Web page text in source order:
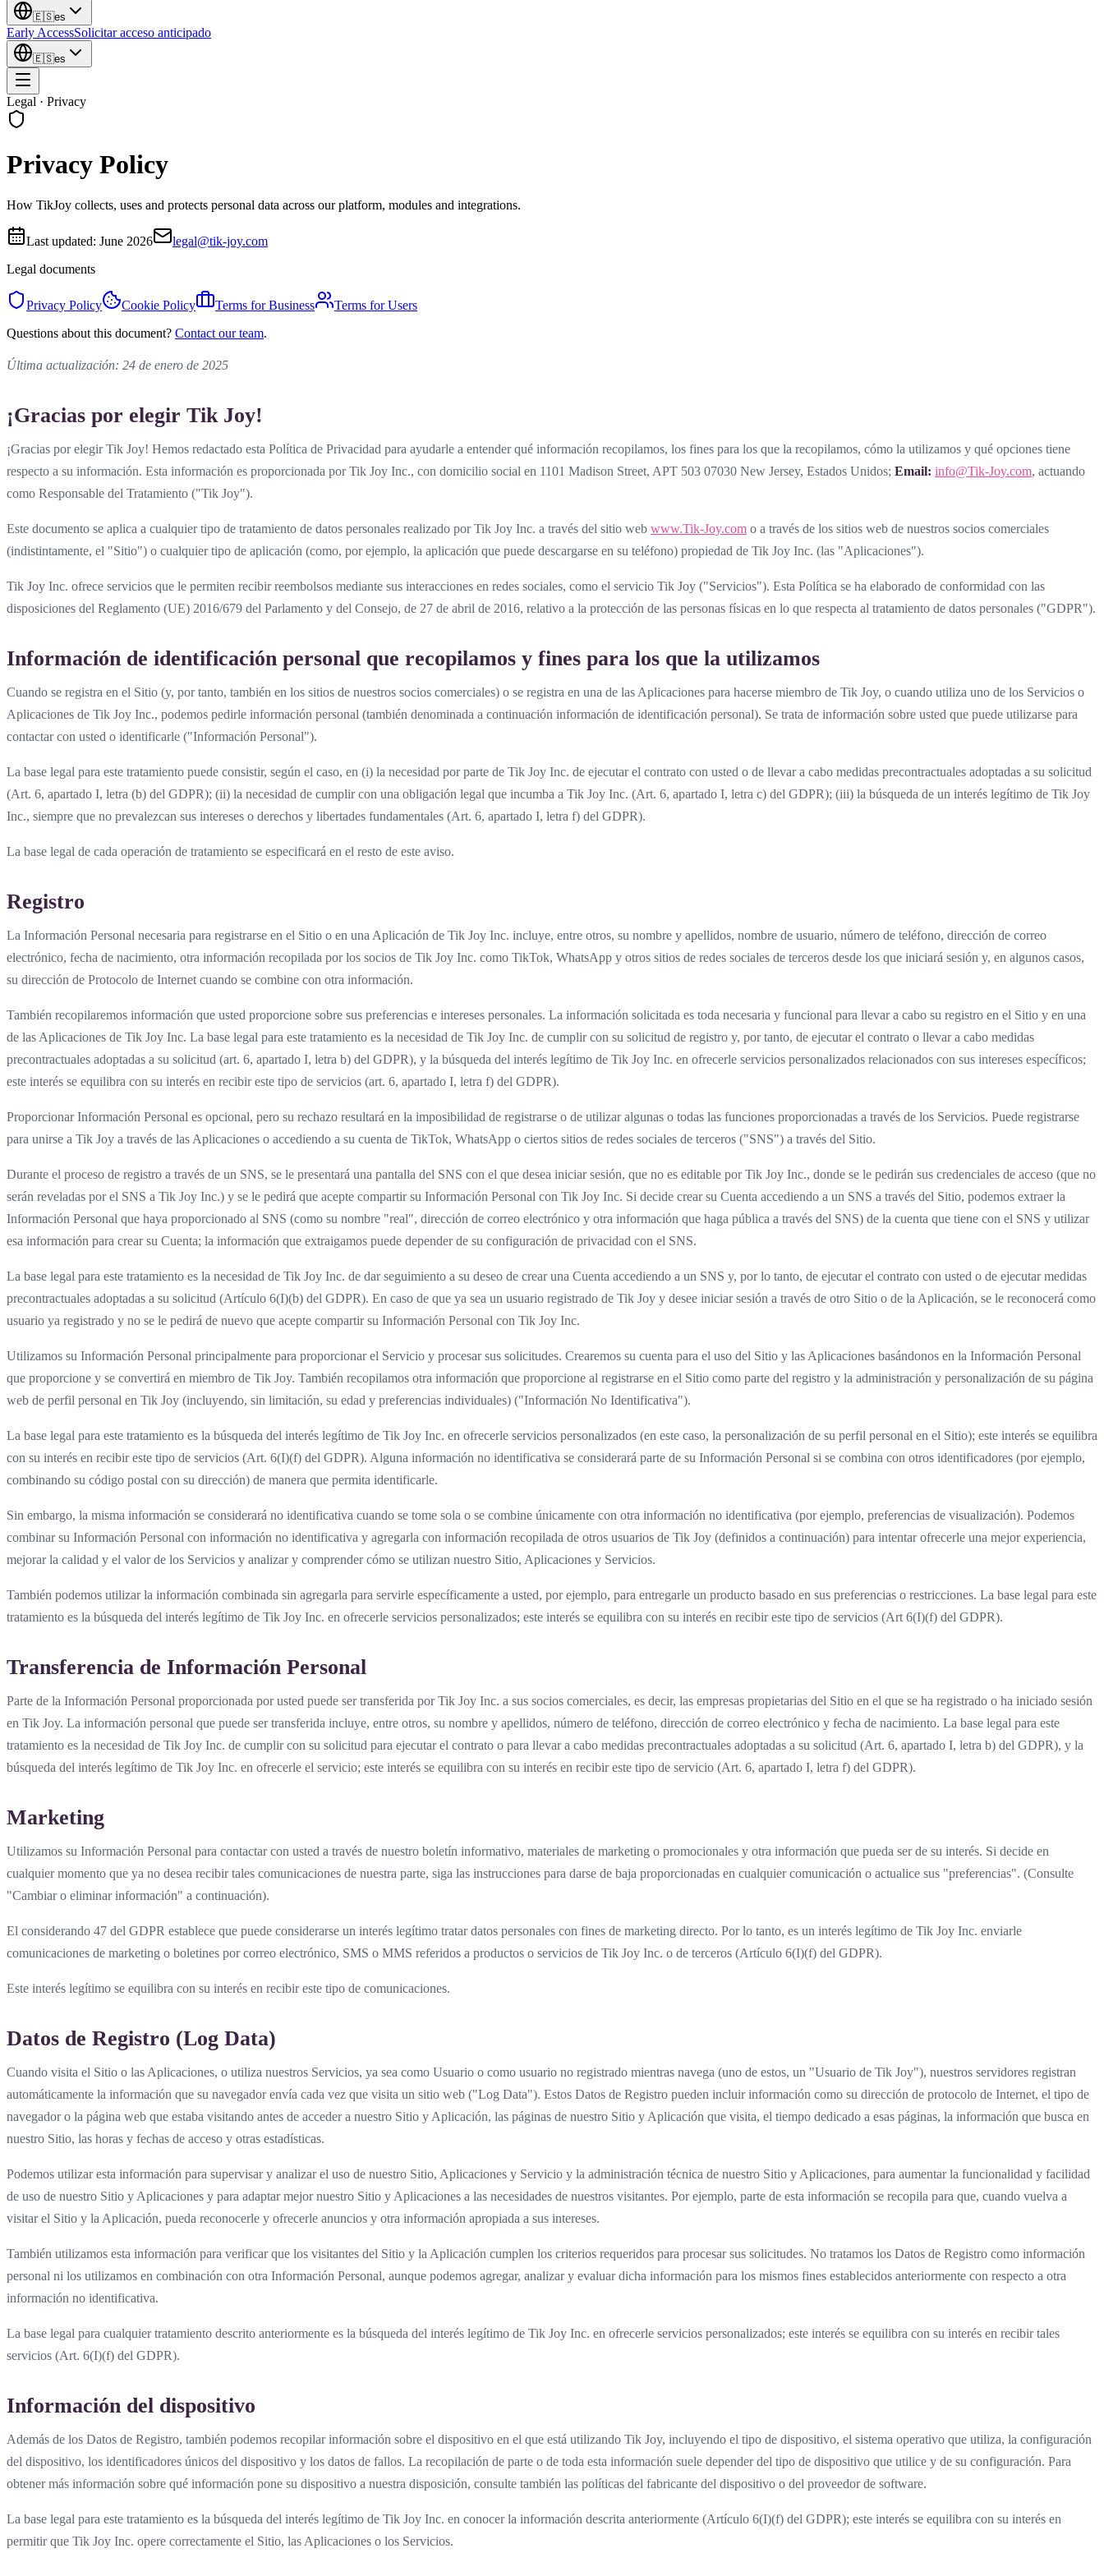
🇪🇸es
Early AccessSolicitar acceso anticipado
🇪🇸es
Legal · Privacy
Privacy Policy
How TikJoy collects, uses and protects personal data across our platform, modules and integrations.
Last updated: June 2026
legal@tik-joy.com
Legal documents
Privacy Policy Cookie Policy Terms for Business
Terms for Users
Questions about this document? Contact our team.
Última actualización: 24 de enero de 2025
¡Gracias por elegir Tik Joy!
¡Gracias por elegir Tik Joy! Hemos redactado esta Política de Privacidad para ayudarle a entender qué información recopilamos, los fines para los que la recopilamos, cómo la utilizamos y qué opciones tiene
respecto a su información. Esta información es proporcionada por Tik Joy Inc., con domicilio social en 1101 Madison Street, APT 503 07030 New Jersey, Estados Unidos; Email: info@Tik-Joy.com, actuando
como Responsable del Tratamiento ("Tik Joy").
Este documento se aplica a cualquier tipo de tratamiento de datos personales realizado por Tik Joy Inc. a través del sitio web www.Tik-Joy.com o a través de los sitios web de nuestros socios comerciales
(indistintamente, el "Sitio") o cualquier tipo de aplicación (como, por ejemplo, la aplicación que puede descargarse en su teléfono) propiedad de Tik Joy Inc. (las "Aplicaciones").
Tik Joy Inc. ofrece servicios que le permiten recibir reembolsos mediante sus interacciones en redes sociales, como el servicio Tik Joy ("Servicios"). Esta Política se ha elaborado de conformidad con las
disposiciones del Reglamento (UE) 2016/679 del Parlamento y del Consejo, de 27 de abril de 2016, relativo a la protección de las personas físicas en lo que respecta al tratamiento de datos personales ("GDPR").
Información de identificación personal que recopilamos y fines para los que la utilizamos
Cuando se registra en el Sitio (y, por tanto, también en los sitios de nuestros socios comerciales) o se registra en una de las Aplicaciones para hacerse miembro de Tik Joy, o cuando utiliza uno de los Servicios o
Aplicaciones de Tik Joy Inc., podemos pedirle información personal (también denominada a continuación información de identificación personal). Se trata de información sobre usted que puede utilizarse para
contactar con usted o identificarle ("Información Personal").
La base legal para este tratamiento puede consistir, según el caso, en (i) la necesidad por parte de Tik Joy Inc. de ejecutar el contrato con usted o de llevar a cabo medidas precontractuales adoptadas a su solicitud
(Art. 6, apartado I, letra (b) del GDPR); (ii) la necesidad de cumplir con una obligación legal que incumba a Tik Joy Inc. (Art. 6, apartado I, letra c) del GDPR); (iii) la búsqueda de un interés legítimo de Tik Joy
Inc., siempre que no prevalezcan sus intereses o derechos y libertades fundamentales (Art. 6, apartado I, letra f) del GDPR).
La base legal de cada operación de tratamiento se especificará en el resto de este aviso.
Registro
La Información Personal necesaria para registrarse en el Sitio o en una Aplicación de Tik Joy Inc. incluye, entre otros, su nombre y apellidos, nombre de usuario, número de teléfono, dirección de correo
electrónico, fecha de nacimiento, otra información recopilada por los socios de Tik Joy Inc. como TikTok, WhatsApp y otros sitios de redes sociales de terceros desde los que iniciará sesión y, en algunos casos,
su dirección de Protocolo de Internet cuando se combine con otra información.
También recopilaremos información que usted proporcione sobre sus preferencias e intereses personales. La información solicitada es toda necesaria y funcional para llevar a cabo su registro en el Sitio y en una
de las Aplicaciones de Tik Joy Inc. La base legal para este tratamiento es la necesidad de Tik Joy Inc. de cumplir con su solicitud de registro y, por tanto, de ejecutar el contrato o llevar a cabo medidas
precontractuales adoptadas a su solicitud (art. 6, apartado I, letra b) del GDPR), y la búsqueda del interés legítimo de Tik Joy Inc. en ofrecerle servicios personalizados relacionados con sus intereses específicos;
este interés se equilibra con su interés en recibir este tipo de servicios (art. 6, apartado I, letra f) del GDPR).
Proporcionar Información Personal es opcional, pero su rechazo resultará en la imposibilidad de registrarse o de utilizar algunas o todas las funciones proporcionadas a través de los Servicios. Puede registrarse
para unirse a Tik Joy a través de las Aplicaciones o accediendo a su cuenta de TikTok, WhatsApp o ciertos sitios de redes sociales de terceros ("SNS") a través del Sitio.
Durante el proceso de registro a través de un SNS, se le presentará una pantalla del SNS con el que desea iniciar sesión, que no es editable por Tik Joy Inc., donde se le pedirán sus credenciales de acceso (que no
serán reveladas por el SNS a Tik Joy Inc.) y se le pedirá que acepte compartir su Información Personal con Tik Joy Inc. Si decide crear su Cuenta accediendo a un SNS a través del Sitio, podemos extraer la
Información Personal que haya proporcionado al SNS (como su nombre "real", dirección de correo electrónico y otra información que haga pública a través del SNS) de la cuenta que tiene con el SNS y utilizar
esa información para crear su Cuenta; la información que extraigamos puede depender de su configuración de privacidad con el SNS.
La base legal para este tratamiento es la necesidad de Tik Joy Inc. de dar seguimiento a su deseo de crear una Cuenta accediendo a un SNS y, por lo tanto, de ejecutar el contrato con usted o de ejecutar medidas
precontractuales adoptadas a su solicitud (Artículo 6(I)(b) del GDPR). En caso de que ya sea un usuario registrado de Tik Joy y desee iniciar sesión a través de otro Sitio o de la Aplicación, se le reconocerá como
usuario ya registrado y no se le pedirá de nuevo que acepte compartir su Información Personal con Tik Joy Inc.
Utilizamos su Información Personal principalmente para proporcionar el Servicio y procesar sus solicitudes. Crearemos su cuenta para el uso del Sitio y las Aplicaciones basándonos en la Información Personal
que proporcione y se convertirá en miembro de Tik Joy. También recopilamos otra información que proporcione al registrarse en el Sitio como parte del registro y la administración y personalización de su página
web de perfil personal en Tik Joy (incluyendo, sin limitación, su edad y preferencias individuales) ("Información No Identificativa").
La base legal para este tratamiento es la búsqueda del interés legítimo de Tik Joy Inc. en ofrecerle servicios personalizados (en este caso, la personalización de su perfil personal en el Sitio); este interés se equilibra
con su interés en recibir este tipo de servicios (Art. 6(I)(f) del GDPR). Alguna información no identificativa se considerará parte de su Información Personal si se combina con otros identificadores (por ejemplo,
combinando su código postal con su dirección) de manera que permita identificarle.
Sin embargo, la misma información se considerará no identificativa cuando se tome sola o se combine únicamente con otra información no identificativa (por ejemplo, preferencias de visualización). Podemos
combinar su Información Personal con información no identificativa y agregarla con información recopilada de otros usuarios de Tik Joy (definidos a continuación) para intentar ofrecerle una mejor experiencia,
mejorar la calidad y el valor de los Servicios y analizar y comprender cómo se utilizan nuestro Sitio, Aplicaciones y Servicios.
También podemos utilizar la información combinada sin agregarla para servirle específicamente a usted, por ejemplo, para entregarle un producto basado en sus preferencias o restricciones. La base legal para este
tratamiento es la búsqueda del interés legítimo de Tik Joy Inc. en ofrecerle servicios personalizados; este interés se equilibra con su interés en recibir este tipo de servicios (Art 6(I)(f) del GDPR).
Transferencia de Información Personal
Parte de la Información Personal proporcionada por usted puede ser transferida por Tik Joy Inc. a sus socios comerciales, es decir, las empresas propietarias del Sitio en el que se ha registrado o ha iniciado sesión
en Tik Joy. La información personal que puede ser transferida incluye, entre otros, su nombre y apellidos, número de teléfono, dirección de correo electrónico y fecha de nacimiento. La base legal para este
tratamiento es la necesidad de Tik Joy Inc. de cumplir con su solicitud para ejecutar el contrato o para llevar a cabo medidas precontractuales adoptadas a su solicitud (Art. 6, apartado I, letra b) del GDPR), y la
búsqueda del interés legítimo de Tik Joy Inc. en ofrecerle el servicio; este interés se equilibra con su interés en recibir este tipo de servicio (Art. 6, apartado I, letra f) del GDPR).
Marketing
Utilizamos su Información Personal para contactar con usted a través de nuestro boletín informativo, materiales de marketing o promocionales y otra información que pueda ser de su interés. Si decide en
cualquier momento que ya no desea recibir tales comunicaciones de nuestra parte, siga las instrucciones para darse de baja proporcionadas en cualquier comunicación o actualice sus "preferencias". (Consulte
"Cambiar o eliminar información" a continuación).
El considerando 47 del GDPR establece que puede considerarse un interés legítimo tratar datos personales con fines de marketing directo. Por lo tanto, es un interés legítimo de Tik Joy Inc. enviarle
comunicaciones de marketing o boletines por correo electrónico, SMS o MMS referidos a productos o servicios de Tik Joy Inc. o de terceros (Artículo 6(I)(f) del GDPR).
Este interés legítimo se equilibra con su interés en recibir este tipo de comunicaciones.
Datos de Registro (Log Data)
Cuando visita el Sitio o las Aplicaciones, o utiliza nuestros Servicios, ya sea como Usuario o como usuario no registrado mientras navega (uno de estos, un "Usuario de Tik Joy"), nuestros servidores registran
automáticamente la información que su navegador envía cada vez que visita un sitio web ("Log Data"). Estos Datos de Registro pueden incluir información como su dirección de protocolo de Internet, el tipo de
navegador o la página web que estaba visitando antes de acceder a nuestro Sitio y Aplicación, las páginas de nuestro Sitio y Aplicación que visita, el tiempo dedicado a esas páginas, la información que busca en
nuestro Sitio, las horas y fechas de acceso y otras estadísticas.
Podemos utilizar esta información para supervisar y analizar el uso de nuestro Sitio, Aplicaciones y Servicio y la administración técnica de nuestro Sitio y Aplicaciones, para aumentar la funcionalidad y facilidad
de uso de nuestro Sitio y Aplicaciones y para adaptar mejor nuestro Sitio y Aplicaciones a las necesidades de nuestros visitantes. Por ejemplo, parte de esta información se recopila para que, cuando vuelva a
visitar el Sitio y la Aplicación, pueda reconocerle y ofrecerle anuncios y otra información apropiada a sus intereses.
También utilizamos esta información para verificar que los visitantes del Sitio y la Aplicación cumplen los criterios requeridos para procesar sus solicitudes. No tratamos los Datos de Registro como información
personal ni los utilizamos en combinación con otra Información Personal, aunque podemos agregar, analizar y evaluar dicha información para los mismos fines establecidos anteriormente con respecto a otra
información no identificativa.
La base legal para cualquier tratamiento descrito anteriormente es la búsqueda del interés legítimo de Tik Joy Inc. en ofrecerle servicios personalizados; este interés se equilibra con su interés en recibir tales
servicios (Art. 6(I)(f) del GDPR).
Información del dispositivo
Además de los Datos de Registro, también podemos recopilar información sobre el dispositivo en el que está utilizando Tik Joy, incluyendo el tipo de dispositivo, el sistema operativo que utiliza, la configuración
del dispositivo, los identificadores únicos del dispositivo y los datos de fallos. La recopilación de parte o de toda esta información suele depender del tipo de dispositivo que utilice y de su configuración. Para
obtener más información sobre qué información pone su dispositivo a nuestra disposición, consulte también las políticas del fabricante del dispositivo o del proveedor de software.
La base legal para este tratamiento es la búsqueda del interés legítimo de Tik Joy Inc. en conocer la información descrita anteriormente (Artículo 6(I)(f) del GDPR); este interés se equilibra con su interés en
permitir que Tik Joy Inc. opere correctamente el Sitio, las Aplicaciones o los Servicios.